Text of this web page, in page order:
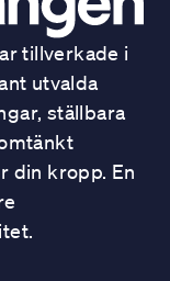
tillverkade i
utvalda
ställbara
din kropp. En